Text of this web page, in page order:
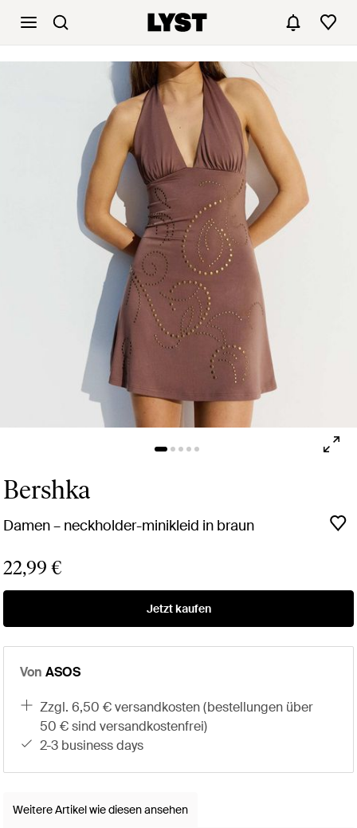
Bershka
Damen – neckholder-minikleid in braun
22,99 €
Jetzt kaufen
Von ASOS
zzgl. 6,50 € versandkosten (bestellungen über
50 € sind versandkostenfrei)
2-3 business days
Weitere Artikel wie diesen ansehen